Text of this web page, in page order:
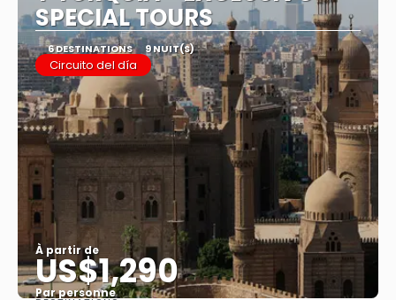
SPECIAL TOURS
6 DESTINATIONS 9 NUIT(S)
Circuito del día
À partir de
US$1,290
Par personne